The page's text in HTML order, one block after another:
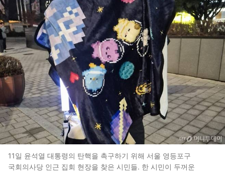
11일 윤석열 대통령의 탄핵을 촉구하기 위해 서울 영등포구
국회의사당 인근 집회 현장을 찾은 시민들. 한 시민이 두꺼운